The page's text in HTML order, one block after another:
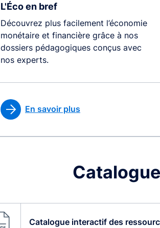
L'Éco en bref
Découvrez plus facilement l’économie
monétaire et financière grâce à nos
dossiers pédagogiques conçus avec
nos experts.
En savoir plus
Catalogue interactif des